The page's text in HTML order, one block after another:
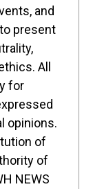
and
present
All
for
opinions.
of
of
NEWS